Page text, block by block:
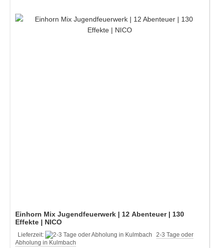
Einhorn Mix Jugendfeuerwerk | 12 Abenteuer | 130
Effekte | NICO
Lieferzeit:
2-3 Tage oder
Abholung in Kulmbach